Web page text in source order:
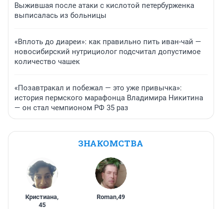
Выжившая после атаки с кислотой петербурженка
выписалась из больницы
«Вплоть до диареи»: как правильно пить иван-чай —
новосибирский нутрициолог подсчитал допустимое
количество чашек
«Позавтракал и побежал — это уже привычка»:
история пермского марафонца Владимира Никитина
— он стал чемпионом РФ 35 раз
ЗНАКОМСТВА
Кристиана,
45
Roman,49